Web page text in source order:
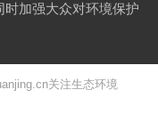
加强大众对环境保护
关注生态环境